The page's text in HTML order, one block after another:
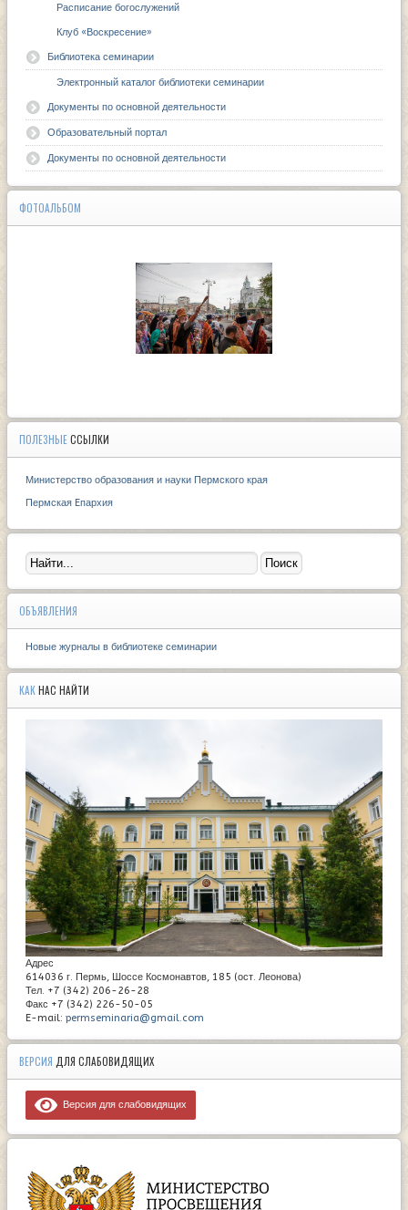
Расписание богослужений
Клуб «Воскресение»
Библиотека семинарии
Электронный каталог библиотеки семинарии
Документы по основной деятельности
Образовательный портал
Документы по основной деятельности
ФОТОАЛЬБОМ
ПОЛЕЗНЫЕССЫЛКИ
Министерство образования и науки Пермского края
Пермская Eпархия
ОБЪЯВЛЕНИЯ
Новые журналы в библиотеке семинарии
КАКНАС НАЙТИ
Адрес
614036 г. Пермь, Шоссе Космонавтов, 185 (ост. Леонова)
Тел. +7 (342) 206-26-28
Факс +7 (342) 226-50-05
E-mail: permseminaria@gmail.com
ВЕРСИЯ ДЛЯ СЛАБОВИДЯЩИХ
Версия для слабовидящих